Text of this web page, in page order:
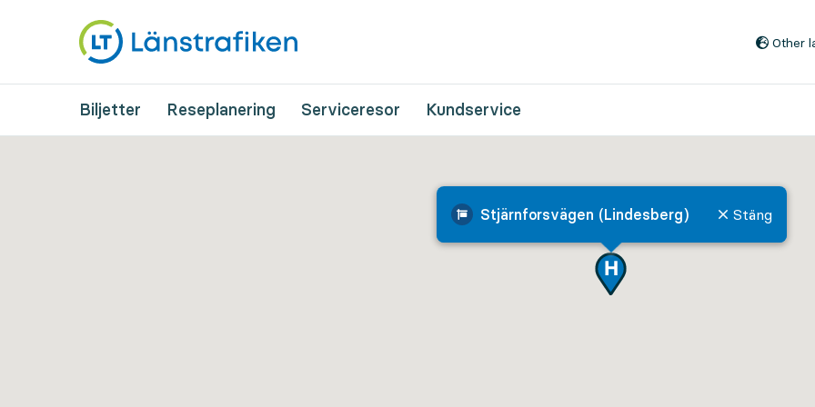
Other
Biljetter Reseplanering Serviceresor Kundservice
Stjärnforsvägen (Lindesberg) Stäng